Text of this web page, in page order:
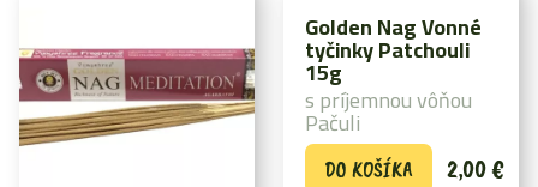
Golden Nag Vonné
tyčinky Patchouli
15g
2,00€
s príjemnou vôňou
Pačuli
DO KOŠÍKA